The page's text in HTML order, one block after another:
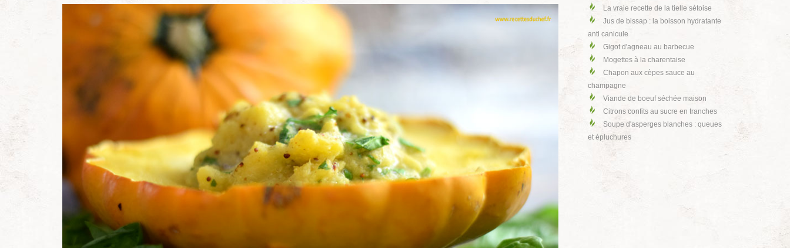
La vraie recette de la tielle sètoise
Jus de bissap : la boisson hydratante
anti canicule
Gigot d'agneau au barbecue
Mogettes à la charentaise
Chapon aux cèpes sauce au
champagne
Viande de boeuf séchée maison
Citrons confits au sucre en tranches
Soupe d'asperges blanches : queues
et épluchures